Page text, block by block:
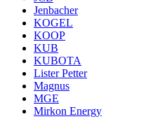
Jenbacher
KOGEL
KOOP
KUB
KUBOTA
Lister Petter
Magnus
MGE
Mirkon Energy